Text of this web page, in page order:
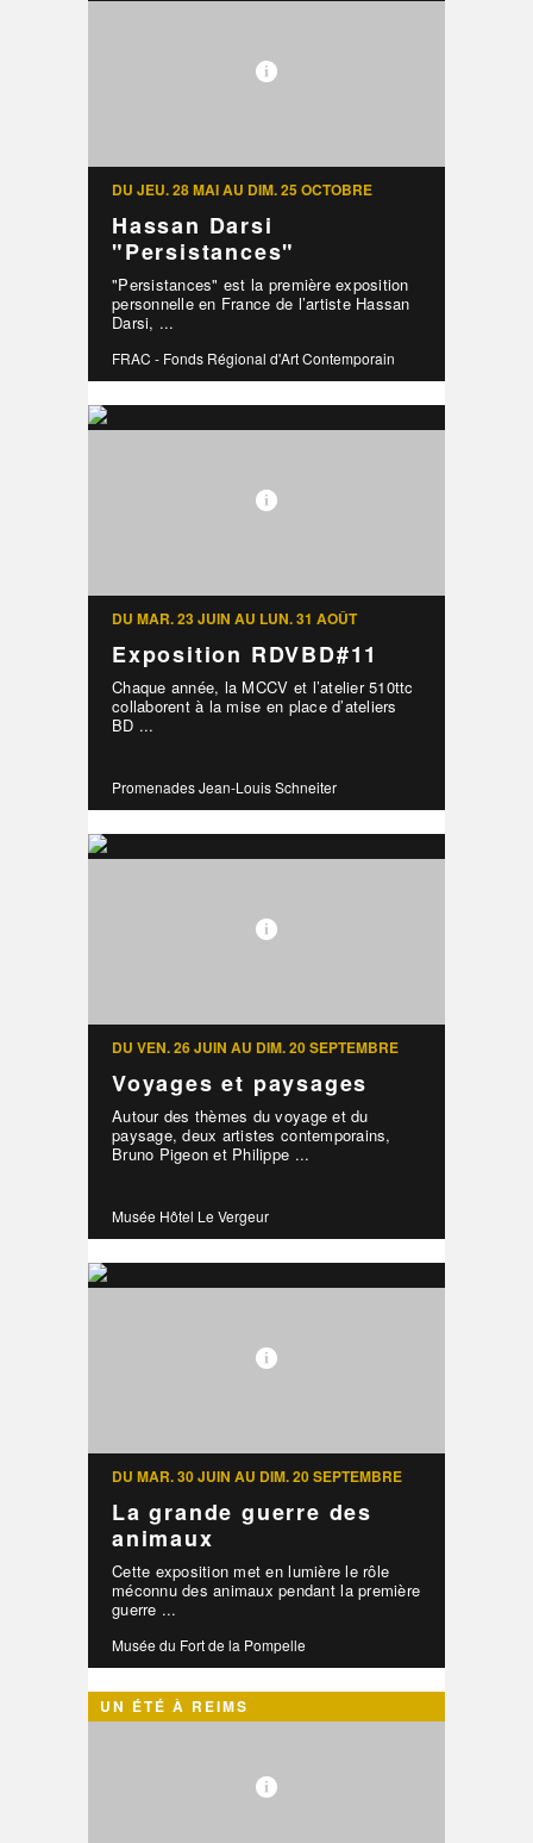
DU JEU. 28 MAI AU DIM. 25 OCTOBRE
Hassan Darsi
"Persistances"
"Persistances" est la première exposition
personnelle en France de l’artiste Hassan
Darsi, ...
FRAC - Fonds Régional d'Art Contemporain
DU MAR. 23 JUIN AU LUN. 31 AOÛT
Exposition RDVBD#11
Chaque année, la MCCV et l’atelier 510ttc
collaborent à la mise en place d’ateliers
BD ...
Promenades Jean-Louis Schneiter
DU VEN. 26 JUIN AU DIM. 20 SEPTEMBRE
Voyages et paysages
Autour des thèmes du voyage et du
paysage, deux artistes contemporains,
Bruno Pigeon et Philippe ...
Musée Hôtel Le Vergeur
DU MAR. 30 JUIN AU DIM. 20 SEPTEMBRE
La grande guerre des
animaux
Cette exposition met en lumière le rôle
méconnu des animaux pendant la première
guerre ...
Musée du Fort de la Pompelle
UN ÉTÉ À REIMS